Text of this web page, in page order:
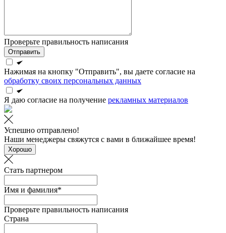
Проверьте правильность написания
Отправить
Нажимая на кнопку "Отправить", вы даете согласие на
обработку своих персональных данных
Я даю согласие на получение рекламных материалов
Успешно отправлено!
Наши менеджеры свяжутся с вами в ближайшее время!
Хорошо
Стать партнером
Имя и фамилия*
Проверьте правильность написания
Страна